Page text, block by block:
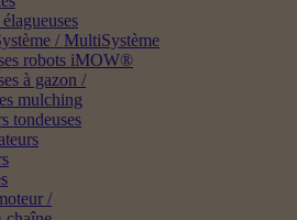
/ MultiSystème
robots iMOW®
à gazon /
mulching
tondeuses
/